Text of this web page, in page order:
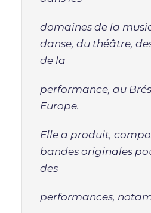
domaines de la
danse, du théâtre,
de la
performance, au
Europe.
Elle a produit,
bandes originales
des
performances,